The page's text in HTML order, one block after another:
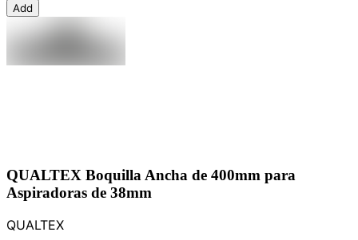
Add
QUALTEX Boquilla Ancha de 400mm para
Aspiradoras de 38mm
QUALTEX